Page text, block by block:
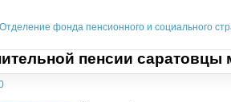
Отделение фонда пенсионного и социального
пенсии саратовцы